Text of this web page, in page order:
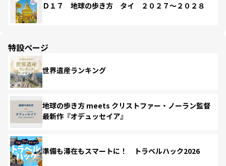
Ｄ１７ 地球の歩き方 タイ ２０２７～２０２８
特設ページ
世界遺産ランキング
地球の歩き方 meets クリストファー・ノーラン監督
最新作『オデュッセイア』
準備も滞在もスマートに！ トラベルハック2026